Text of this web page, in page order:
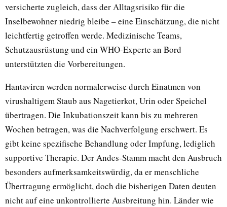
versicherte zugleich, dass der Alltagsrisiko für die
Inselbewohner niedrig bleibe – eine Einschätzung, die nicht
leichtfertig getroffen werde. Medizinische Teams,
Schutzausrüstung und ein WHO-Experte an Bord
unterstützten die Vorbereitungen.
Hantaviren werden normalerweise durch Einatmen von
virushaltigem Staub aus Nagetierkot, Urin oder Speichel
übertragen. Die Inkubationszeit kann bis zu mehreren
Wochen betragen, was die Nachverfolgung erschwert. Es
gibt keine spezifische Behandlung oder Impfung, lediglich
supportive Therapie. Der Andes-Stamm macht den Ausbruch
besonders aufmerksamkeitswürdig, da er menschliche
Übertragung ermöglicht, doch die bisherigen Daten deuten
nicht auf eine unkontrollierte Ausbreitung hin. Länder wie